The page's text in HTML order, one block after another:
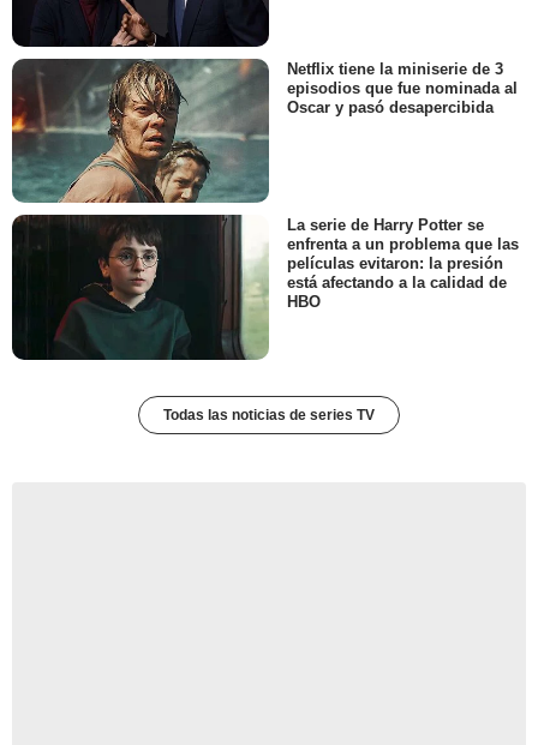
Netflix tiene la miniserie de 3
episodios que fue nominada al
Oscar y pasó desapercibida
La serie de Harry Potter se
enfrenta a un problema que las
películas evitaron: la presión
está afectando a la calidad de
HBO
Todas las noticias de series TV